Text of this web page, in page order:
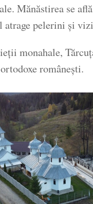
Mănăstirea se
atrage pelerini și
monahale,
românești.